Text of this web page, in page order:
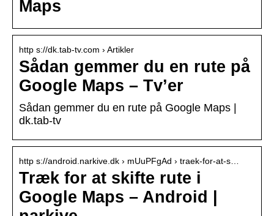
Maps
http s://dk.tab-tv.com › Artikler
Sådan gemmer du en rute på
Google Maps – Tv’er
Sådan gemmer du en rute på Google Maps |
dk.tab-tv
http s://android.narkive.dk › mUuPFgAd › traek-for-at-s…
Træk for at skifte rute i
Google Maps – Android |